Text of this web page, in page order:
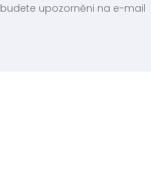
upozorněni na e-mail